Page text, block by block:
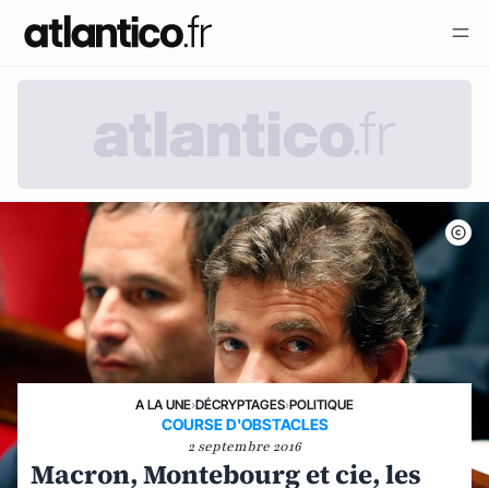
A LA UNE›DÉCRYPTAGES›POLITIQUE
COURSE D'OBSTACLES
2 septembre 2016
Macron, Montebourg et cie, les